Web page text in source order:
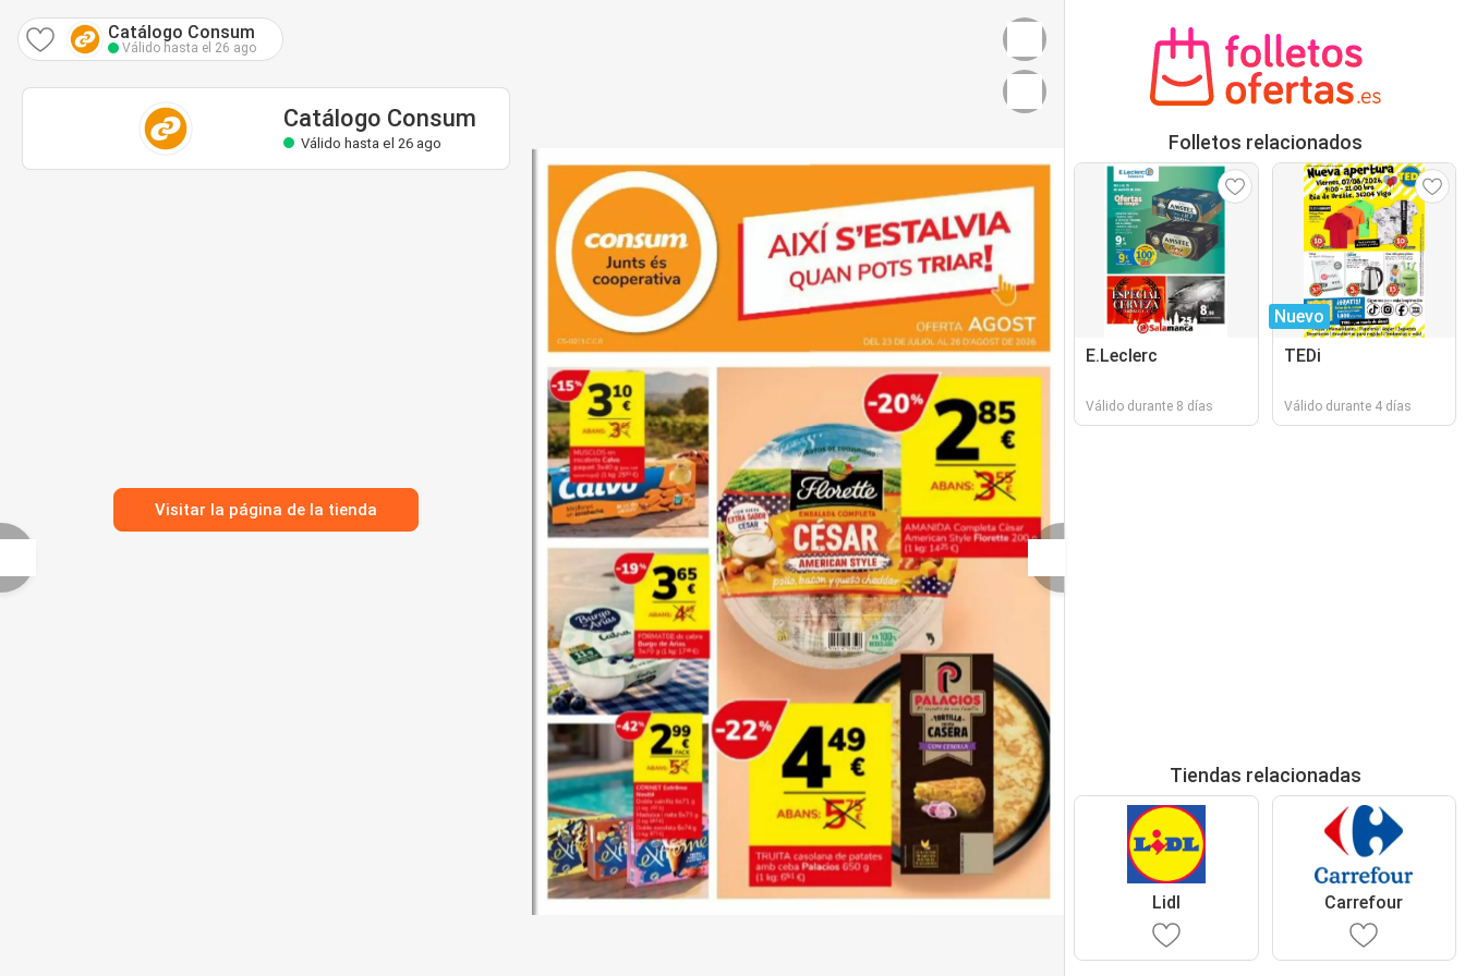
Catálogo Consum
Válido hasta el 26 ago
Catálogo Consum
Válido hasta el 26 ago
Visitar la página de la tienda
Folletos relacionados
E.Leclerc
Válido durante 8 días
Nuevo
TEDi
Válido durante 4 días
Tiendas relacionadas
Lidl Carrefour